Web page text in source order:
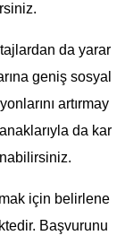
da yarar
geniş sosyal
artırmay
da kar
için belirlene
Başvurunu